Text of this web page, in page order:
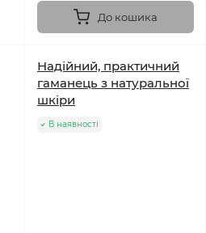
До кошика
Надійний, практичний
гаманець з натуральної
шкіри
В наявності